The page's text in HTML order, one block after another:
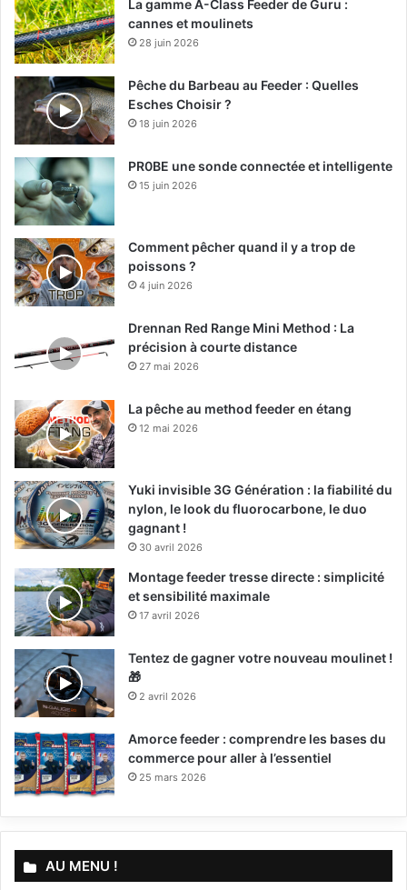
La gamme A-Class Feeder de Guru :
cannes et moulinets
28 juin 2026
Pêche du Barbeau au Feeder : Quelles
Esches Choisir ?
18 juin 2026
PR0BE une sonde connectée et intelligente
15 juin 2026
Comment pêcher quand il y a trop de
poissons ?
4 juin 2026
Drennan Red Range Mini Method : La
précision à courte distance
27 mai 2026
La pêche au method feeder en étang
12 mai 2026
Yuki invisible 3G Génération : la fiabilité du
nylon, le look du fluorocarbone, le duo
gagnant !
30 avril 2026
Montage feeder tresse directe : simplicité
et sensibilité maximale
17 avril 2026
Tentez de gagner votre nouveau moulinet !
🎁
2 avril 2026
Amorce feeder : comprendre les bases du
commerce pour aller à l’essentiel
25 mars 2026
AU MENU !